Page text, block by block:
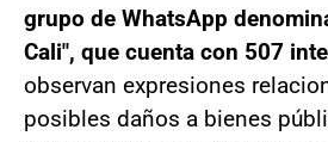
grupo de WhatsApp
Cali", que cuenta con 507
observan expresiones
posibles daños a bienes